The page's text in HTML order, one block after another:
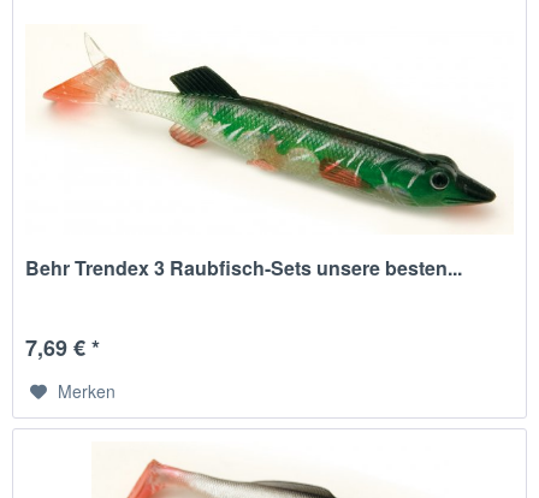
Behr Trendex 3 Raubfisch-Sets unsere besten...
7,69 € *
Merken